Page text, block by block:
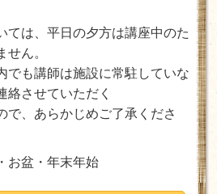
ては、平日の夕方は講座中のた
ん。
も講師は施設に常駐していな
絡させていただく
で、あらかじめご了承くださ
お盆・年末年始